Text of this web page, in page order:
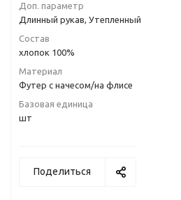
Доп. параметр
Длинный рукав, Утепленный
Состав
хлопок 100%
Материал
Футер с начесом/на флисе
Базовая единица
шт
Поделиться